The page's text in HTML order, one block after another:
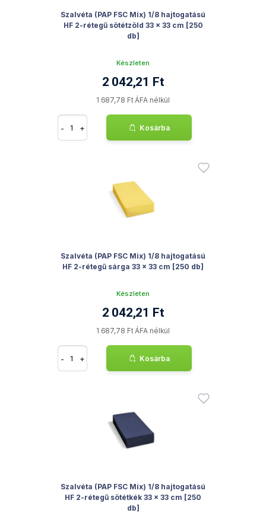
Szalvéta (PAP FSC Mix) 1/8 hajtogatású
HF 2-rétegű sötétzöld 33 x 33 cm [250
db]
Készleten
2 042,21 Ft
1 687,78 Ft ÁFA nélkül
- + Kosárba
Szalvéta (PAP FSC Mix) 1/8 hajtogatású
HF 2-rétegű sárga 33 x 33 cm [250 db]
Készleten
2 042,21 Ft
1 687,78 Ft ÁFA nélkül
- + Kosárba
Szalvéta (PAP FSC Mix) 1/8 hajtogatású
HF 2-rétegű sötétkék 33 x 33 cm [250
db]